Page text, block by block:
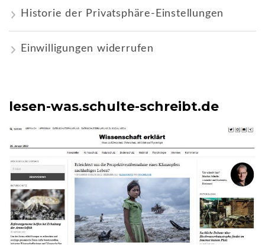
Historie der Privatsphäre-Einstellungen
Einwilligungen widerrufen
lesen-was.schulte-schreibt.de